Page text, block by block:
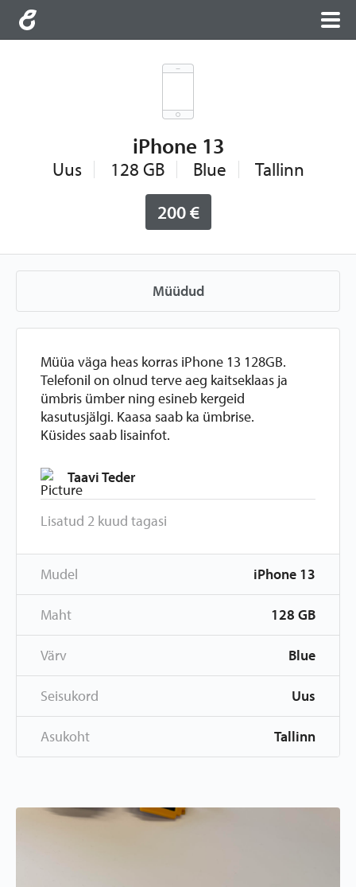
iPhone 13
Uus 128 GB Blue
Tallinn
200 €
Müüdud
Müüa väga heas korras iPhone 13 128GB.
Telefonil on olnud terve aeg kaitseklaas ja
ümbris ümber ning esineb kergeid
kasutusjälgi. Kaasa saab ka ümbrise.
Küsides saab lisainfot.
Taavi Teder
Lisatud 2 kuud tagasi
Mudel iPhone 13
Maht 128 GB
Värv Blue
Seisukord Uus
Asukoht Tallinn